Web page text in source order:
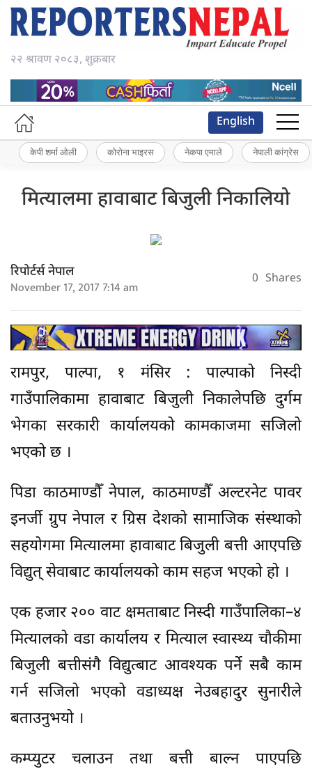
२२ श्रावण २०८३, शुक्रबार
English
केपी शर्मा ओली कोरोना भाइरस नेकपा एमाले नेपाली कांग्रेस
मित्यालमा हावाबाट बिजुली निकालियो
रिपोर्टर्स नेपाल
November 17, 2017 7:14 am 0 Shares
रामपुर, पाल्पा, १ मंसिर : पाल्पाको निस्दी
गाउँपालिकामा हावाबाट बिजुली निकालेपछि दुर्गम
भेगका सरकारी कार्यालयको कामकाजमा सजिलो
भएको छ ।
पिडा काठमाण्डौँ नेपाल, काठमाण्डौँ अल्टरनेट पावर
इनर्जी ग्रुप नेपाल र ग्रिस देशको सामाजिक संस्थाको
सहयोगमा मित्यालमा हावाबाट बिजुली बत्ती आएपछि
विद्युत् सेवाबाट कार्यालयको काम सहज भएको हो ।
एक हजार २०० वाट क्षमताबाट निस्दी गाउँपालिका–४
मित्यालको वडा कार्यालय र मित्याल स्वास्थ्य चौकीमा
बिजुली बत्तीसंगै विद्युत्बाट आवश्यक पर्ने सबै काम
गर्न सजिलो भएको वडाध्यक्ष नेउबहादुर सुनारीले
बताउनुभयो ।
कम्प्युटर चलाउन तथा बत्ती बाल्न पाएपछि